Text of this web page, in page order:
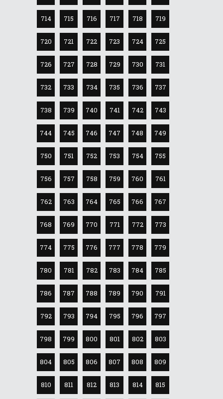
714 715 716 717 718 719
720 721 722 723 724 725
726 727 728 729 730 731
732 733 734 735 736 737
738 739 740 741 742 743
744 745 746 747 748 749
750 751 752 753 754 755
756 757 758 759 760 761
762 763 764 765 766 767
768 769 770 771 772 773
774 775 776 777 778 779
780 781 782 783 784 785
786 787 788 789 790 791
792 793 794 795 796 797
798 799 800 801 802 803
804 805 806 807 808 809
810 811 812 813 814 815